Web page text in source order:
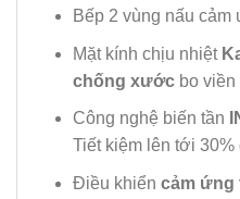
Bếp 2 vùng nấu cảm
Mặt kính chịu nhiệt
chống xước bo viền
Công nghệ biến tần
Tiết kiệm lên tới 30%
Điều khiển cảm ứng